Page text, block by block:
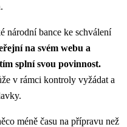
národní bance ke schválení
na svém webu a
splní svou povinnost.
v rámci kontroly vyžádat a
méně času na přípravu než